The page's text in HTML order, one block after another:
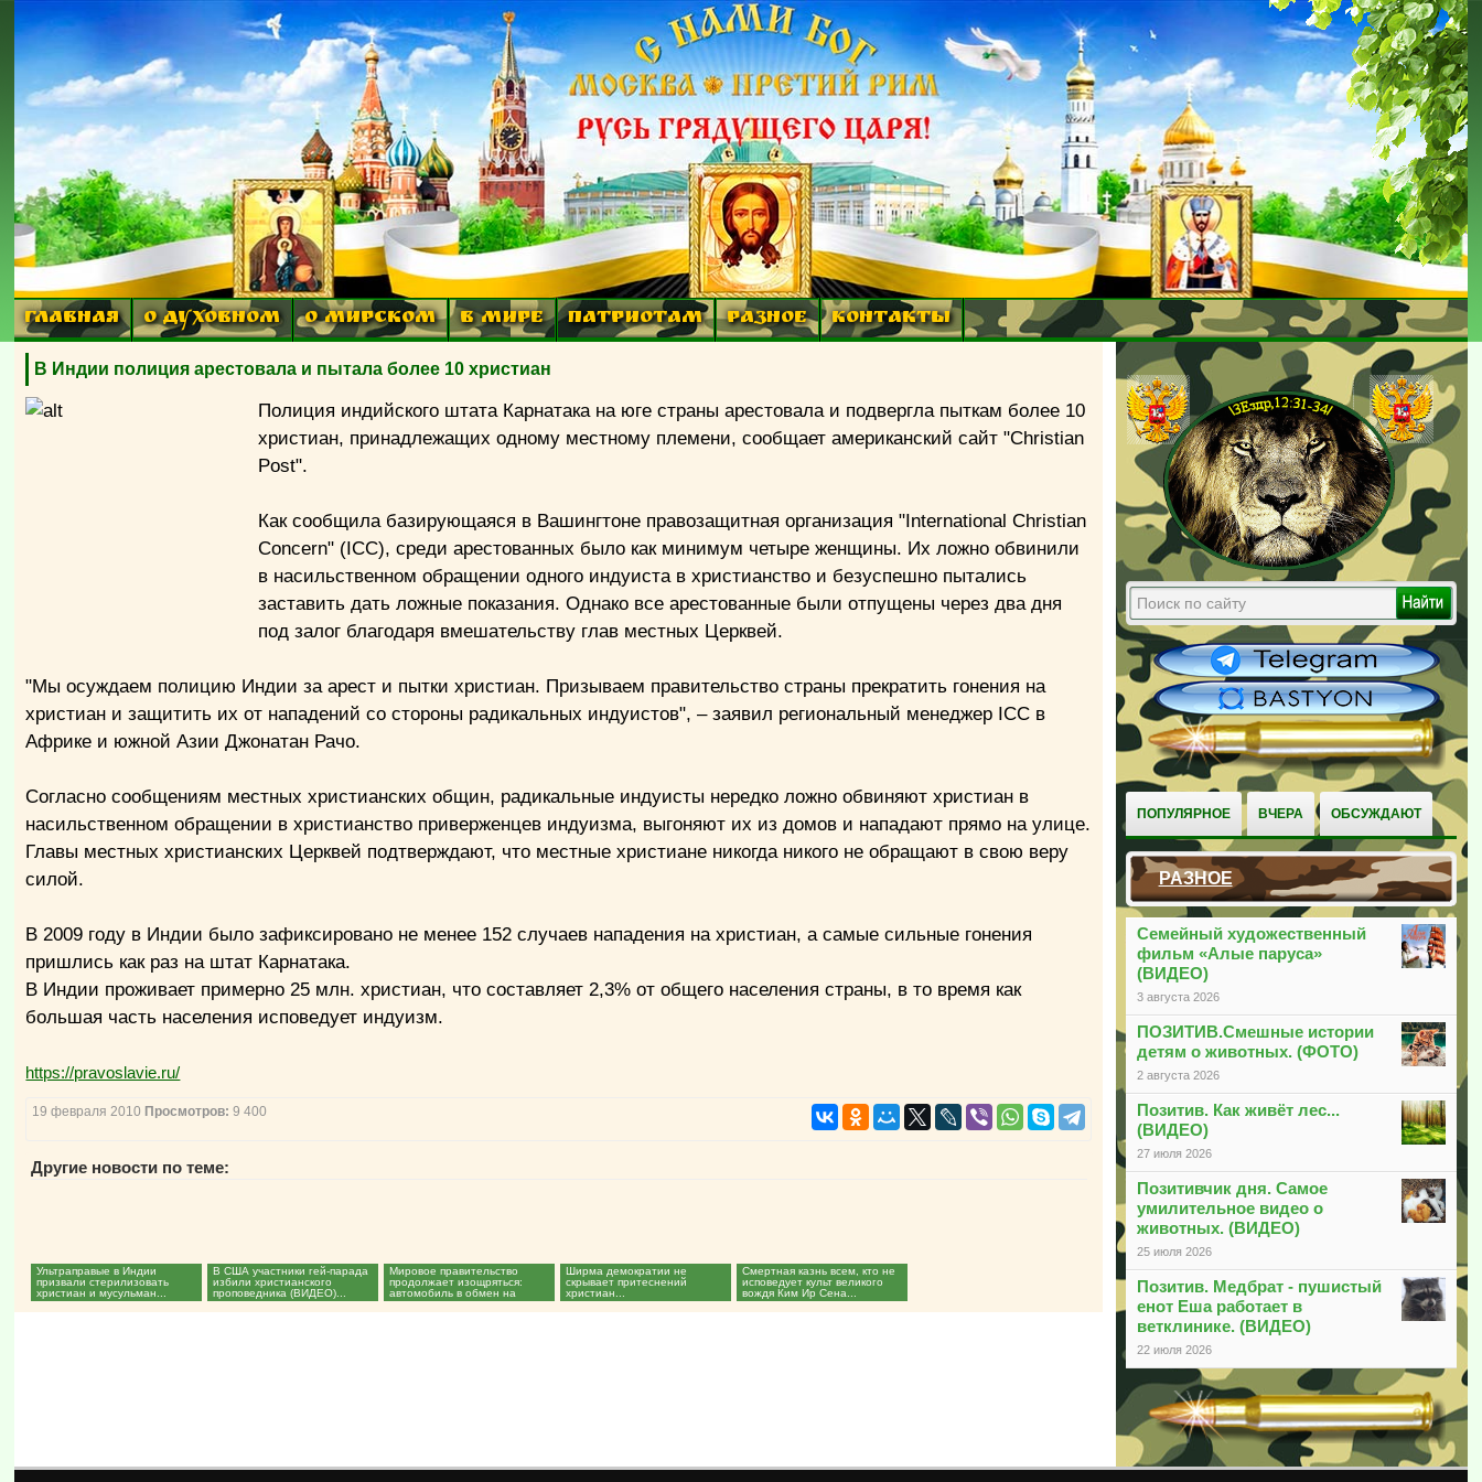
ГЛАВНАЯ О ДУХОВНОМ О МИРСКОМ В МИРЕ ПАТРИОТАМ РАЗНОЕ КОНТАКТЫ
ПОПУЛЯРНОЕ ВЧЕРА ОБСУЖДАЮТ
РАЗНОЕ
Семейный художественный
фильм «Алые паруса»
(ВИДЕО)
3 августа 2026
ПОЗИТИВ.Смешные истории
детям о животных. (ФОТО)
2 августа 2026
Позитив. Как живёт лес...
(ВИДЕО)
27 июля 2026
Позитивчик дня. Самое
умилительное видео о
животных. (ВИДЕО)
25 июля 2026
Позитив. Медбрат - пушистый
енот Еша работает в
ветклинике. (ВИДЕО)
22 июля 2026
В Индии полиция арестовала и пытала более 10 христиан
Полиция индийского штата Карнатака на юге страны арестовала и подвергла пыткам более 10
христиан, принадлежащих одному местному племени, сообщает американский сайт "Christian
Post".
Как сообщила базирующаяся в Вашингтоне правозащитная организация "International Christian
Concern" (ICC), среди арестованных было как минимум четыре женщины. Их ложно обвинили
в насильственном обращении одного индуиста в христианство и безуспешно пытались
заставить дать ложные показания. Однако все арестованные были отпущены через два дня
под залог благодаря вмешательству глав местных Церквей.
"Мы осуждаем полицию Индии за арест и пытки христиан. Призываем правительство страны прекратить гонения на
христиан и защитить их от нападений со стороны радикальных индуистов", – заявил региональный менеджер ICC в
Африке и южной Азии Джонатан Рачо.
Согласно сообщениям местных христианских общин, радикальные индуисты нередко ложно обвиняют христиан в
насильственном обращении в христианство приверженцев индуизма, выгоняют их из домов и нападают прямо на улице.
Главы местных христианских Церквей подтверждают, что местные христиане никогда никого не обращают в свою веру
силой.
В 2009 году в Индии было зафиксировано не менее 152 случаев нападения на христиан, а самые сильные гонения
пришлись как раз на штат Карнатака.
В Индии проживает примерно 25 млн. христиан, что составляет 2,3% от общего населения страны, в то время как
большая часть населения исповедует индуизм.
https://pravoslavie.ru/
19 февраля 2010 Просмотров: 9 400
Другие новости по теме:
Ультраправые в Индии
призвали стерилизовать
христиан и мусульман...
В США участники гей-парада
избили христианского
проповедника (ВИДЕО)...
Мировое правительство
продолжает изощряться:
автомобиль в обмен на
стерилизацию...
Ширма демократии не
скрывает притеснений
христиан...
Смертная казнь всем, кто не
исповедует культ великого
вождя Ким Ир Сена...